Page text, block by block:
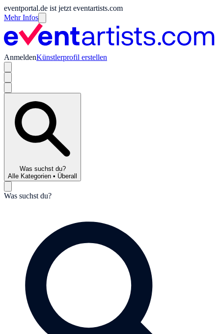
eventportal.de ist jetzt eventartists.com
Mehr Infos
AnmeldenKünstlerprofil erstellen
Was suchst du?
Alle Kategorien • Überall
Was suchst du?